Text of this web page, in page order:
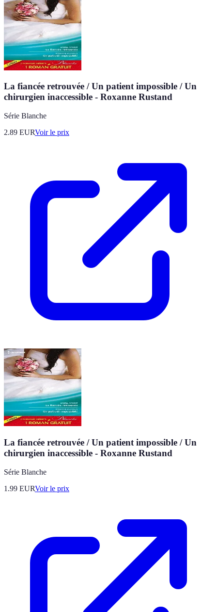
La fiancée retrouvée / Un patient impossible / Un
chirurgien inaccessible - Roxanne Rustand
Série Blanche
2.89 EURVoir le prix
La fiancée retrouvée / Un patient impossible / Un
chirurgien inaccessible - Roxanne Rustand
Série Blanche
1.99 EURVoir le prix